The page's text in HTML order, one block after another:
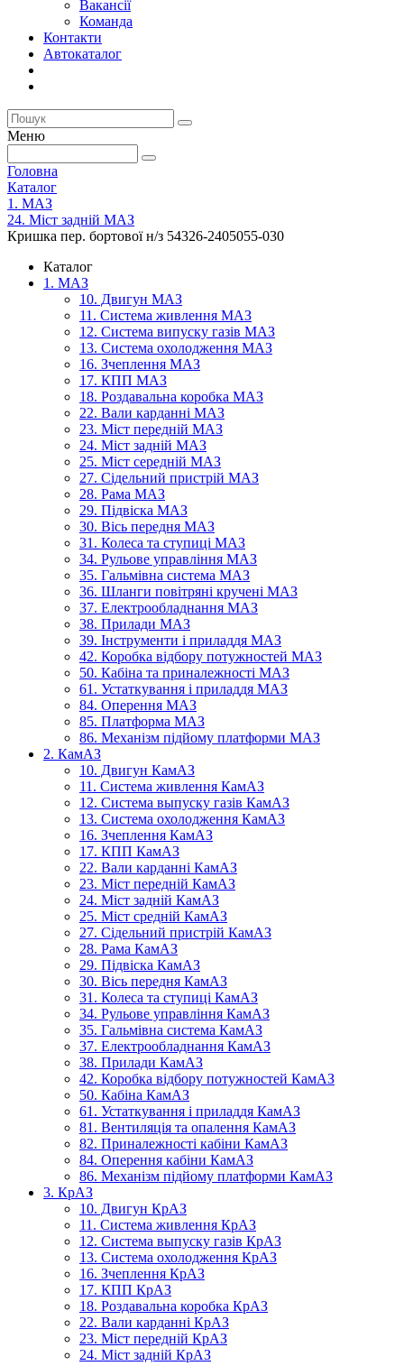
Вакансії
Команда
Контакти
Автокаталог
Меню
Головна
Каталог
1. МАЗ
24. Міст задній МАЗ
Кришка пер. бортової н/з 54326-2405055-030
Каталог
1. МАЗ
10. Двигун МАЗ
11. Система живлення МАЗ
12. Система випуску газів МАЗ
13. Система охолодження МАЗ
16. Зчеплення МАЗ
17. КПП МАЗ
18. Роздавальна коробка МАЗ
22. Вали карданні МАЗ
23. Міст передній МАЗ
24. Міст задній МАЗ
25. Міст середній МАЗ
27. Сідельний пристрій МАЗ
28. Рама МАЗ
29. Підвіска МАЗ
30. Вісь передня МАЗ
31. Колеса та ступиці МАЗ
34. Рульове управління МАЗ
35. Гальмівна система МАЗ
36. Шланги повітряні кручені МАЗ
37. Електрообладнання МАЗ
38. Прилади МАЗ
39. Інструменти і приладдя МАЗ
42. Коробка відбору потужностей МАЗ
50. Кабіна та приналежності МАЗ
61. Устаткування і приладдя МАЗ
84. Оперення МАЗ
85. Платформа МАЗ
86. Механізм підйому платформи МАЗ
2. КамАЗ
10. Двигун КамАЗ
11. Система живлення КамАЗ
12. Система выпуску газів КамАЗ
13. Система охолодження КамАЗ
16. Зчеплення КамАЗ
17. КПП КамАЗ
22. Вали карданні КамАЗ
23. Міст передній КамАЗ
24. Міст задній КамАЗ
25. Міст средній КамАЗ
27. Сідельний пристрій КамАЗ
28. Рама КамАЗ
29. Підвіска КамАЗ
30. Вісь передня КамАЗ
31. Колеса та ступиці КамАЗ
34. Рульове управління КамАЗ
35. Гальмівна система КамАЗ
37. Електрообладнання КамАЗ
38. Прилади КамАЗ
42. Коробка відбору потужностей КамАЗ
50. Кабіна КамАЗ
61. Устаткування і приладдя КамАЗ
81. Вентиляція та опалення КамАЗ
82. Приналежності кабіни КамАЗ
84. Оперення кабіни КамАЗ
86. Механізм підйому платформи КамАЗ
3. КрАЗ
10. Двигун КрАЗ
11. Система живлення КрАЗ
12. Система выпуску газів КрАЗ
13. Система охолодження КрАЗ
16. Зчеплення КрАЗ
17. КПП КрАЗ
18. Роздавальна коробка КрАЗ
22. Вали карданні КрАЗ
23. Міст передній КрАЗ
24. Міст задній КрАЗ